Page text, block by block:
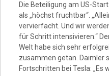
Die Beteiligung am US-
als „höchst fruchtbar“.
vervierfacht. Und wir
für Schritt intensivieren.“
Welt habe sich sehr
zusammen getan. Daimler
Fortschritten bei Tesla: „Es